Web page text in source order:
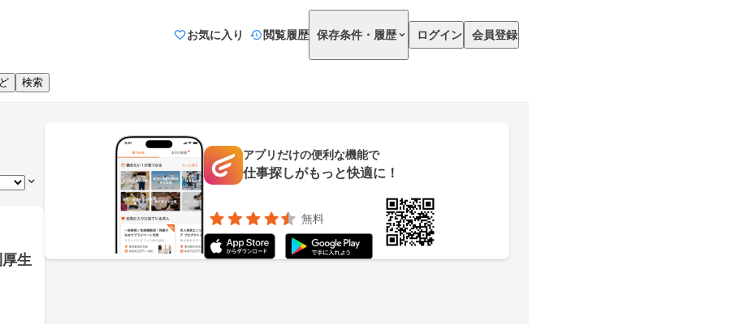
お気に入り 閲覧履歴 保存条件・履歴 ログイン 会員登録
検索
生
アプリだけの便利な機能で
仕事探しがもっと快適に！
無料